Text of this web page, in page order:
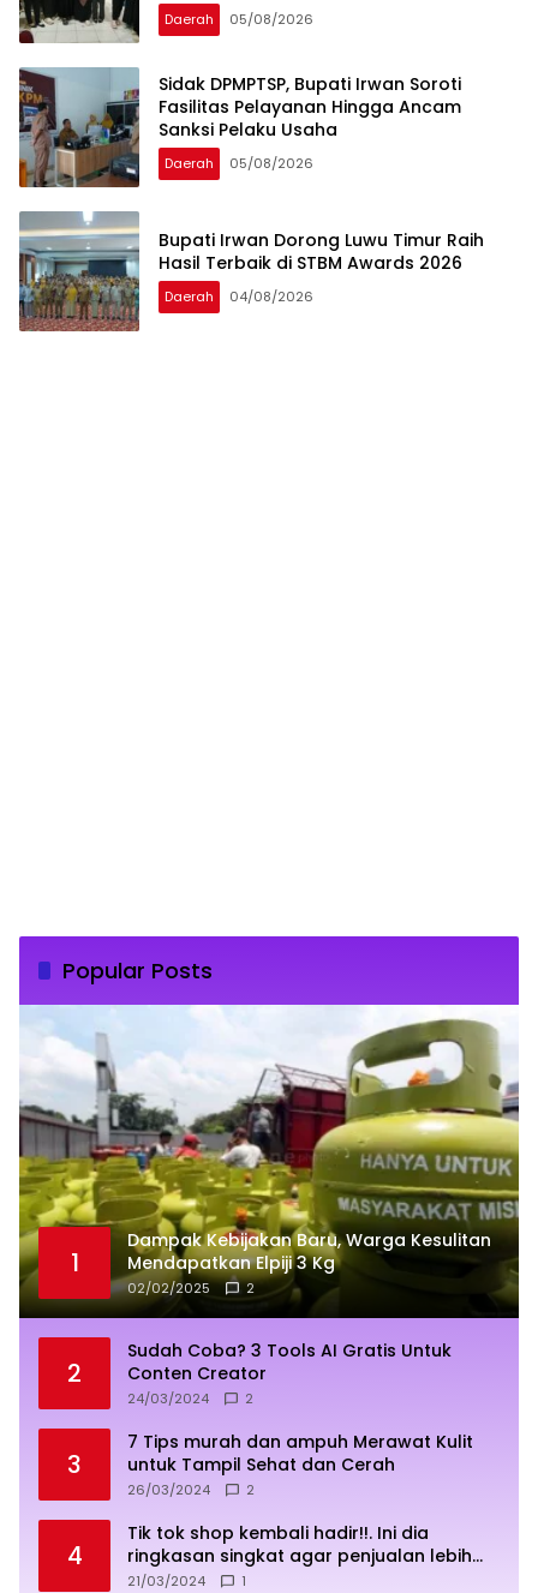
Daerah 05/08/2026
Sidak DPMPTSP, Bupati Irwan Soroti
Fasilitas Pelayanan Hingga Ancam
Sanksi Pelaku Usaha
Daerah 05/08/2026
Bupati Irwan Dorong Luwu Timur Raih
Hasil Terbaik di STBM Awards 2026
Daerah 04/08/2026
Popular Posts
1
Dampak Kebijakan Baru, Warga Kesulitan
Mendapatkan Elpiji 3 Kg
02/02/2025 2
2
Sudah Coba? 3 Tools AI Gratis Untuk
Conten Creator
24/03/2024 2
3
7 Tips murah dan ampuh Merawat Kulit
untuk Tampil Sehat dan Cerah
26/03/2024 2
4
Tik tok shop kembali hadir!!. Ini dia
ringkasan singkat agar penjualan lebih
sukses
21/03/2024 1